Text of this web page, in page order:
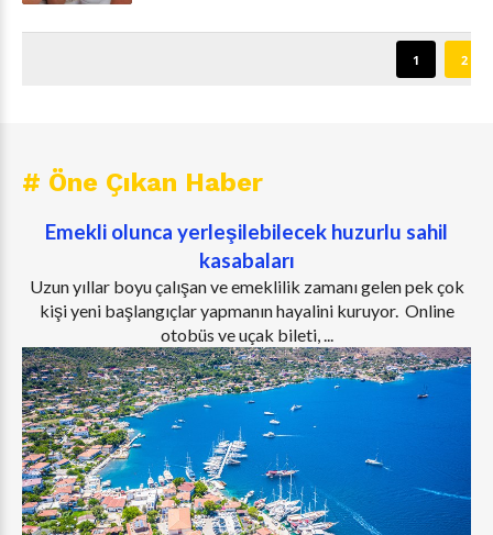
1 2
# Öne Çıkan Haber
Emekli olunca yerleşilebilecek huzurlu sahil
kasabaları
Uzun yıllar boyu çalışan ve emeklilik zamanı gelen pek çok
kişi yeni başlangıçlar yapmanın hayalini kuruyor. Online
otobüs ve uçak bileti, ...